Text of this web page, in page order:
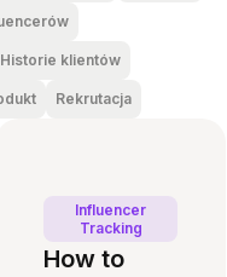
Historie klientów
Rekrutacja
Influencer
Tracking
How to